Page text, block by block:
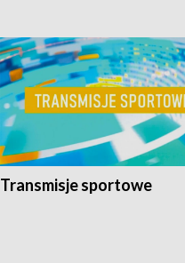
Transmisje sportowe